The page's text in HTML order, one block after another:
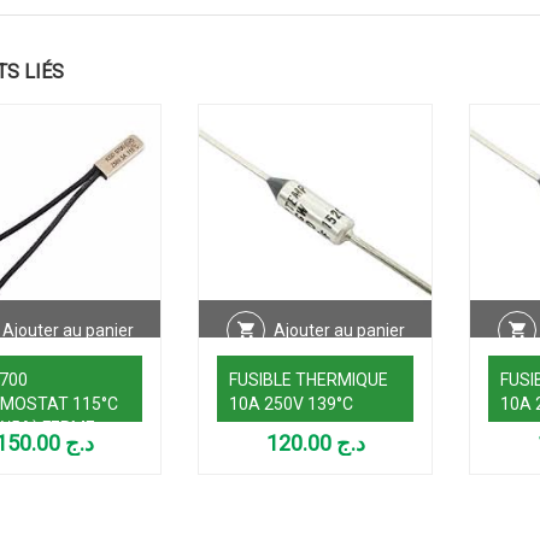
LIÉS
Ajouter au panier
115°C
5A) FERME
د.ج 150.00
Ajouter au panier
FUSIBLE THERMIQUE
10A 250V 139°C
د.ج 120.00
10A